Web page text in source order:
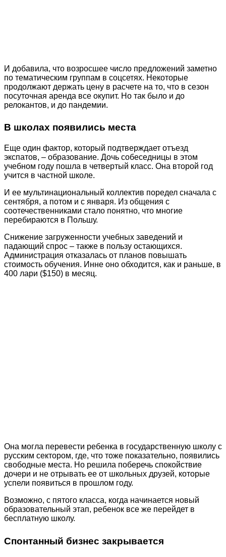
И добавила, что возросшее число предложений заметно
по тематическим группам в соцсетях. Некоторые
продолжают держать цену в расчете на то, что в сезон
посуточная аренда все окупит. Но так было и до
релокантов, и до пандемии.
В школах появились места
Еще один фактор, который подтверждает отъезд
экспатов, – образование. Дочь собеседницы в этом
учебном году пошла в четвертый класс. Она второй год
учится в частной школе.
И ее мультинациональный коллектив поредел сначала с
сентября, а потом и с января. Из общения с
соотечественниками стало понятно, что многие
перебираются в Польшу.
Снижение загруженности учебных заведений и
падающий спрос – также в пользу остающихся.
Администрация отказалась от планов повышать
стоимость обучения. Инне оно обходится, как и раньше, в
400 лари ($150) в месяц.
Она могла перевести ребенка в государственную школу с
русским сектором, где, что тоже показательно, появились
свободные места. Но решила поберечь спокойствие
дочери и не отрывать ее от школьных друзей, которые
успели появиться в прошлом году.
Возможно, с пятого класса, когда начинается новый
образовательный этап, ребенок все же перейдет в
бесплатную школу.
Спонтанный бизнес закрывается